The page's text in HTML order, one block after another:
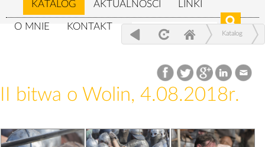
KATALOG AKTUALNOŚCI LINKI
O MNIE KONTAKT
Katalog
5.08.2018r.
II bitwa o Wolin, 4.08.2018r.
II bitwa o Wolin, 4.08.2018r.